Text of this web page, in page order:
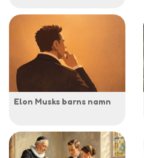
Elon Musks barns namn